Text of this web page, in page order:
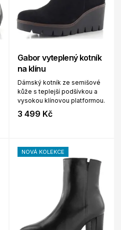
Gabor vyteplený kotník
na klínu
Dámský kotník ze semišové
kůže s teplejší podšívkou a
vysokou klínovou platformou.
3 499 Kč
NOVÁ KOLEKCE